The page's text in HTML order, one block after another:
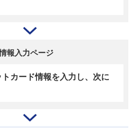
報入力ページ
カード情報を入力し、次に